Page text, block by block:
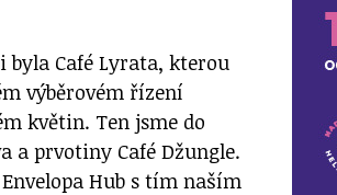
Café Lyrata, kterou
výběrovém řízení
květin. Ten jsme do
a prvotiny Café Džungle.
Hub s tím naším